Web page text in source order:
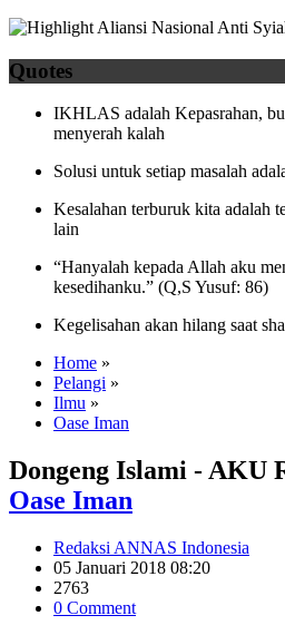
Quotes
IKHLAS adalah Kepasrahan,
menyerah kalah
Solusi untuk setiap masalah
Kesalahan terburuk kita adalah
lain
“Hanyalah kepada Allah aku
kesedihanku.” (Q,S Yusuf: 86)
Kegelisahan akan hilang saat
Home »
Pelangi »
Ilmu »
Oase Iman
Dongeng Islami - AKU
Oase Iman
Redaksi ANNAS Indonesia
05 Januari 2018 08:20
2763
0 Comment